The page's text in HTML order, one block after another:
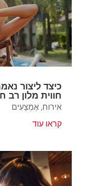
כיצד ליצור
חווית מלון רב
אירוח, אֶמְצָעִים
קראו עוד